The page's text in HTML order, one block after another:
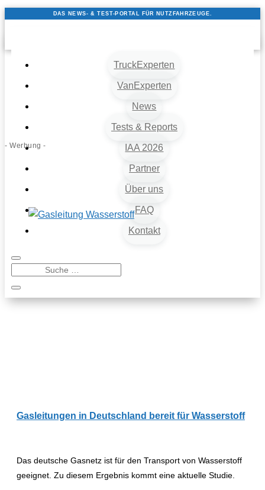
DAS NEWS- & TEST-PORTAL FÜR NUTZFAHRZEUGE.
TruckExperten
VanExperten
News
Tests & Reports
IAA 2026
Partner
Über uns
FAQ
Kontakt
- Werbung -
Gasleitungen in Deutschland bereit für Wasserstoff
Das deutsche Gasnetz ist für den Transport von Wasserstoff
geeignet. Zu diesem Ergebnis kommt eine aktuelle Studie.